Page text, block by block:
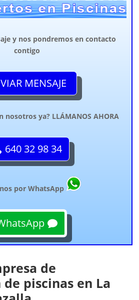
y nos pondremos en contacto
contigo
MENSAJE
nosotros ya? LLÁMANOS AHORA
640 32 98 34
por WhatsApp
de
piscinas en La